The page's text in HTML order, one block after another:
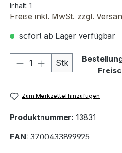
Inhalt: 1
Preise inkl. MwSt. zzgl.
sofort ab Lager verfügbar
Produkt Anzahl:
Stk
Zum Merkzettel hinzufügen
Produktnummer: 13831
EAN: 3700433899925